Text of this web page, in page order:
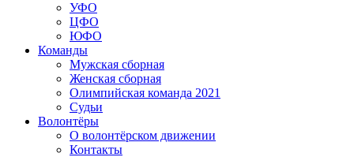
УФО
ЦФО
ЮФО
Команды
Мужская сборная
Женская сборная
Олимпийская команда 2021
Судьи
Волонтёры
О волонтёрском движении
Контакты